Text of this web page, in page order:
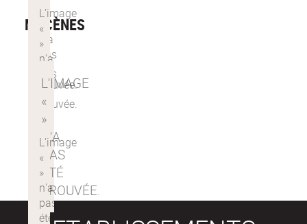
MÉCÈNES